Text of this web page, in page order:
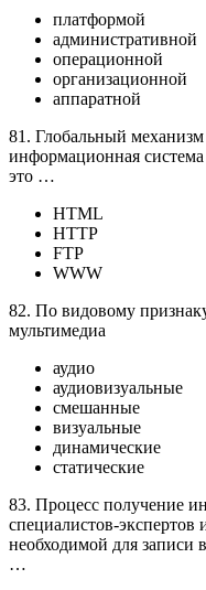
платформой
административной
операционной
организационной
аппаратной
81. Глобальный
информационная
это …
HTML
HTTP
FTP
WWW
82. По видовому
мультимедиа
аудио
аудиовизуальные
смешанные
визуальные
динамические
статические
83. Процесс получение
специалистов-экспертов
необходимой для записи
…